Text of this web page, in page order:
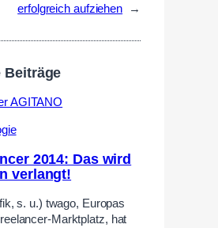
erfolgreich aufziehen
→
Beiträge
2014: Das wird
verlangt!
s. u.) twago, Europas
Marktplatz, hat